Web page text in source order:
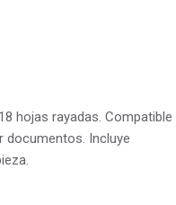
hojas rayadas. Compatible
documentos. Incluye